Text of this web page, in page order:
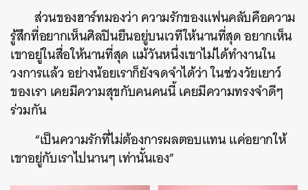
ส่วนของฮาร์ทมองว่า ความรักของแฟนคลับคือความ
รู้สึกที่อยากเห็นศิลปินยืนอยู่บนเวทีให้นานที่สุด อยากเห็น
เขาอยู่ในสื่อให้นานที่สุด แม้วันหนึ่งเขาไม่ได้ทำงานใน
วงการแล้ว อย่างน้อยเราก็ยังจดจำได้ว่า ในช่วงวัยเยาว์
ของเรา เคยมีความสุขกับคนคนนี้ เคยมีความทรงจำดีๆ
ร่วมกัน
“เป็นความรักที่ไม่ต้องการผลตอบแทน แค่อยากให้
เขาอยู่กับเราไปนานๆ เท่านั้นเอง”